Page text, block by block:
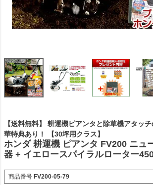
【送料無料】 耕運機ピアンタと除草機アタッ
華特典あり！ 【30坪用クラス】
ホンダ 耕運機 ピアンタ FV200 ニュ
器 + イエロースパイラルローター
商品番号 FV200-05-79